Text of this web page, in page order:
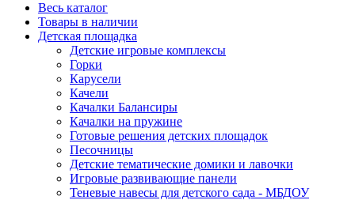
Весь каталог
Товары в наличии
Детская площадка
Детские игровые комплексы
Горки
Карусели
Качели
Качалки Балансиры
Качалки на пружине
Готовые решения детских площадок
Песочницы
Детские тематические домики и лавочки
Игровые развивающие панели
Теневые навесы для детского сада - МБДОУ